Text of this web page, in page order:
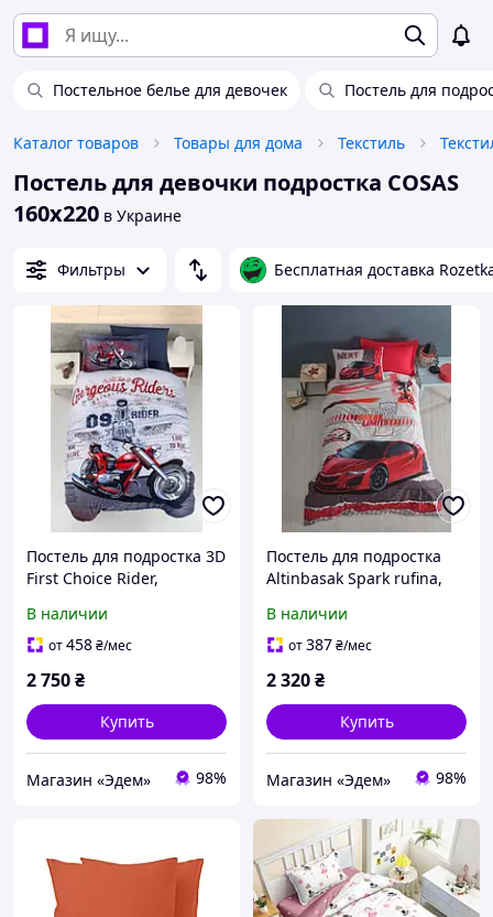
Постельное белье для девочек Постель для
Каталог товаров Товары для дома Текстиль
Постель для девочки подростка COSAS
160х220 в Украине
Фильтры Бесплатная доставка
Постель для подростка 3D
First Choice Rider,
180х240, 50x70-1шт и
70х70-1шт
В наличии
от458₴/мес
2 750₴
Купить
Магазин «Эдем» 98%
Постель для подростка
Altinbasak Spark rufina,
180х240, 50x70-1шт
В наличии
от387₴/мес
2 320₴
Купить
Магазин «Эдем» 98%